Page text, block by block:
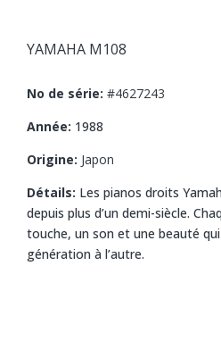
YAMAHA M108
No de série: #4627243
Année: 1988
Origine: Japon
Détails: Les pianos droits
depuis plus d’un demi-siècle.
touche, un son et une beauté
génération à l’autre.